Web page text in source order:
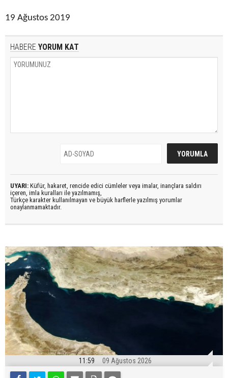
19 Ağustos 2019
HABERE YORUM KAT
UYARI: Küfür, hakaret, rencide edici cümleler veya imalar, inançlara saldırı
içeren, imla kuralları ile yazılmamış,
Türkçe karakter kullanılmayan ve büyük harflerle yazılmış yorumlar
onaylanmamaktadır.
11:59 09 Ağustos 2026